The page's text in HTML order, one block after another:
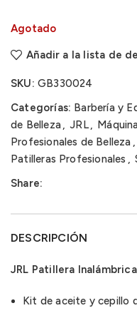
Agotado
Añadir a la lista de
SKU: GB330024
Categorías: Barbería y
de Belleza, JRL,
Profesionales de Belleza ,
Patilleras Profesionales ,
Share:
DESCRIPCIÓN
JRL Patillera
Kit de aceite y cepillo